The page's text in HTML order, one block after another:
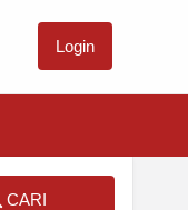
Login
CARI